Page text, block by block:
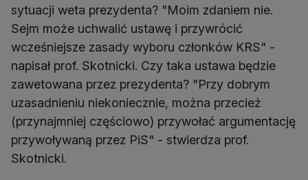
sytuacji weta prezydenta? "Moim zdaniem nie.
Sejm może uchwalić ustawę i przywrócić
wcześniejsze zasady wyboru członków KRS" -
napisał prof. Skotnicki. Czy taka ustawa będzie
zawetowana przez prezydenta? "Przy dobrym
uzasadnieniu niekoniecznie, można przecież
(przynajmniej częściowo) przywołać argumentację
przywoływaną przez PiS" - stwierdza prof.
Skotnicki.